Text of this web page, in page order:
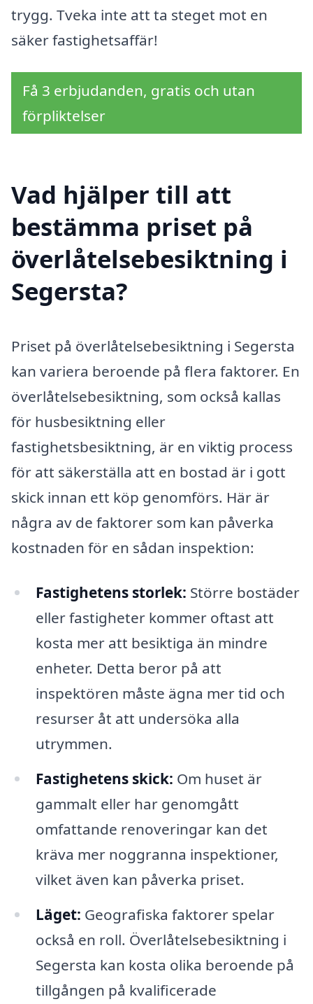
trygg. Tveka inte att ta steget mot en
säker fastighetsaffär!
Få 3 erbjudanden, gratis och utan
förpliktelser
Vad hjälper till att
bestämma priset på
överlåtelsebesiktning i
Segersta?
Priset på överlåtelsebesiktning i Segersta
kan variera beroende på flera faktorer. En
överlåtelsebesiktning, som också kallas
för husbesiktning eller
fastighetsbesiktning, är en viktig process
för att säkerställa att en bostad är i gott
skick innan ett köp genomförs. Här är
några av de faktorer som kan påverka
kostnaden för en sådan inspektion:
Fastighetens storlek: Större bostäder
eller fastigheter kommer oftast att
kosta mer att besiktiga än mindre
enheter. Detta beror på att
inspektören måste ägna mer tid och
resurser åt att undersöka alla
utrymmen.
Fastighetens skick: Om huset är
gammalt eller har genomgått
omfattande renoveringar kan det
kräva mer noggranna inspektioner,
vilket även kan påverka priset.
Läget: Geografiska faktorer spelar
också en roll. Överlåtelsebesiktning i
Segersta kan kosta olika beroende på
tillgången på kvalificerade